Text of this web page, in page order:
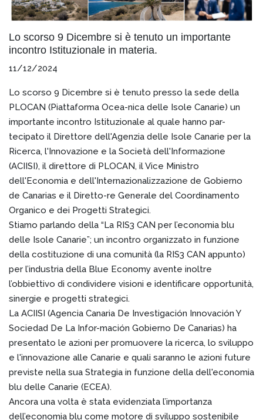
Lo scorso 9 Dicembre si è tenuto un importante
incontro Istituzionale in materia.
11/12/2024
Lo scorso 9 Dicembre si è tenuto presso la sede della
PLOCAN (Piattaforma Ocea-nica delle Isole Canarie) un
importante incontro Istituzionale al quale hanno par-
tecipato il Direttore dell'Agenzia delle Isole Canarie per la
Ricerca, l'Innovazione e la Società dell'Informazione
(ACIISI), il direttore di PLOCAN, il Vice Ministro
dell'Economia e dell'Internazionalizzazione de Gobierno
de Canarias e il Diretto-re Generale del Coordinamento
Organico e dei Progetti Strategici.
Stiamo parlando della “La RIS3 CAN per l’economia blu
delle Isole Canarie”; un incontro organizzato in funzione
della costituzione di una comunità (la RIS3 CAN appunto)
per l’industria della Blue Economy avente inoltre
l’obbiettivo di condividere visioni e identificare opportunità,
sinergie e progetti strategici.
La ACIISI (Agencia Canaria De Investigación Innovación Y
Sociedad De La Infor-mación Gobierno De Canarias) ha
presentato le azioni per promuovere la ricerca, lo sviluppo
e l'innovazione alle Canarie e quali saranno le azioni future
previste nella sua Strategia in funzione della dell'economia
blu delle Canarie (ECEA).
Ancora una volta è stata evidenziata l’importanza
dell’economia blu come motore di sviluppo sostenibile